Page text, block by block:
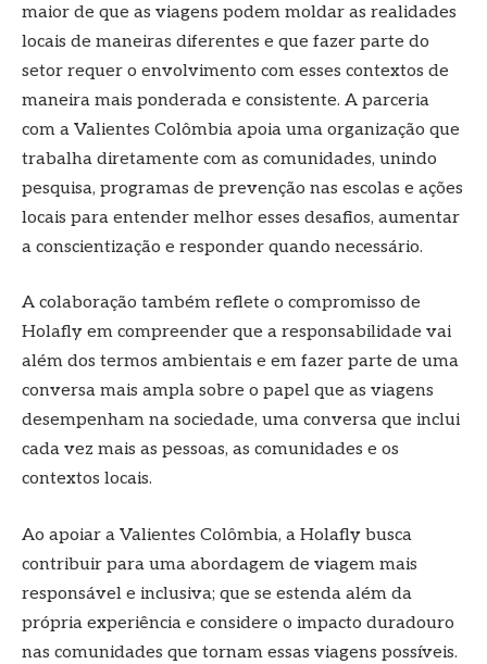
maior de que as viagens podem moldar as realidades
locais de maneiras diferentes e que fazer parte do
setor requer o envolvimento com esses contextos de
maneira mais ponderada e consistente. A parceria
com a Valientes Colômbia apoia uma organização que
trabalha diretamente com as comunidades, unindo
pesquisa, programas de prevenção nas escolas e ações
locais para entender melhor esses desafios, aumentar
a conscientização e responder quando necessário.
A colaboração também reflete o compromisso de
Holafly em compreender que a responsabilidade vai
além dos termos ambientais e em fazer parte de uma
conversa mais ampla sobre o papel que as viagens
desempenham na sociedade, uma conversa que inclui
cada vez mais as pessoas, as comunidades e os
contextos locais.
Ao apoiar a Valientes Colômbia, a Holafly busca
contribuir para uma abordagem de viagem mais
responsável e inclusiva; que se estenda além da
própria experiência e considere o impacto duradouro
nas comunidades que tornam essas viagens possíveis.